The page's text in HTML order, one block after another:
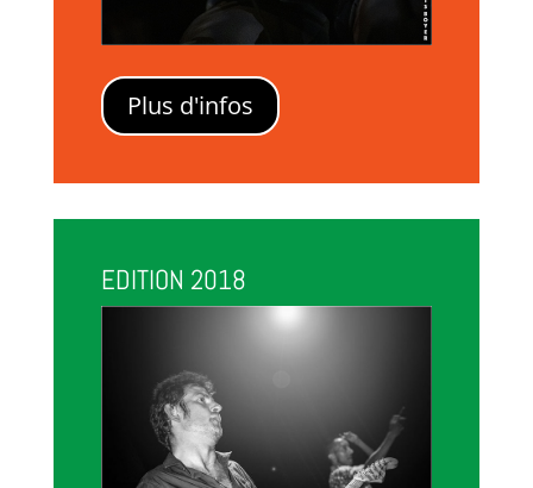
Plus d'infos
EDITION 2018